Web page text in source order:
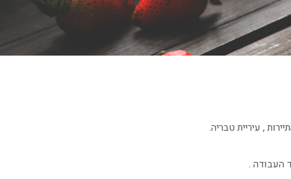
, עיריית טבריה.
העבודה .